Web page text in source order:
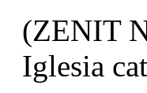
(ZENIT
Iglesia